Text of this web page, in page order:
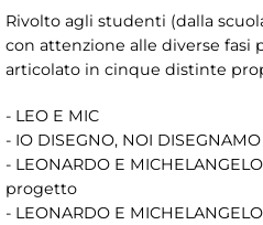
Rivolto agli studenti (dalla
con attenzione alle diverse fasi
articolato in cinque distinte
- LEO E MIC
- IO DISEGNO, NOI
- LEONARDO E
progetto
- LEONARDO E